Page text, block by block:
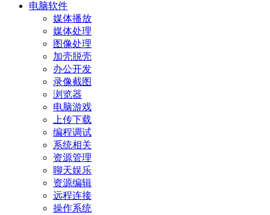
电脑软件
媒体播放
媒体处理
图像处理
加壳脱壳
办公开发
录像截图
浏览器
电脑游戏
上传下载
编程调试
系统相关
资源管理
聊天娱乐
资源编辑
远程连接
操作系统